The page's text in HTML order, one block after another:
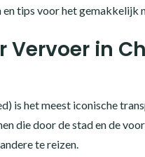
tips voor het gemakkelijk
Vervoer in
is het meest iconische
die door de stad en de
te reizen.